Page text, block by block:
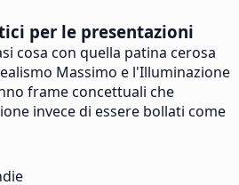
per le presentazioni
cosa con quella patina cerosa
Massimo e l'Illuminazione
frame concettuali che
invece di essere bollati come